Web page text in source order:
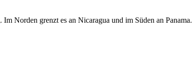
. Im Norden grenzt es an Nicaragua und im Süden an Panama.